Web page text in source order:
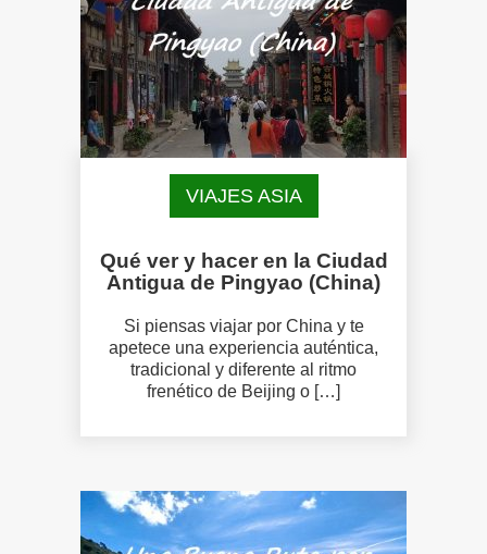
VIAJES ASIA
Qué ver y hacer en la Ciudad
Antigua de Pingyao (China)
Si piensas viajar por China y te
apetece una experiencia auténtica,
tradicional y diferente al ritmo
frenético de Beijing o […]